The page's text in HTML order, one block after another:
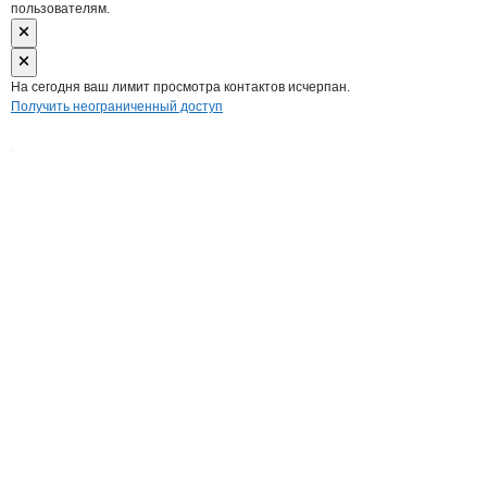
пользователям.
На сегодня ваш лимит просмотра контактов исчерпан.
Получить неограниченный доступ